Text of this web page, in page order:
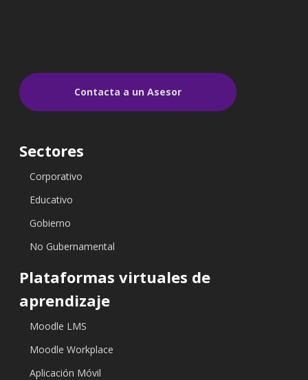
Contacta a un Asesor
Sectores
Corporativo
Educativo
Gobierno
No Gubernamental
Plataformas virtuales de
aprendizaje
Moodle LMS
Moodle Workplace
Aplicación Móvil